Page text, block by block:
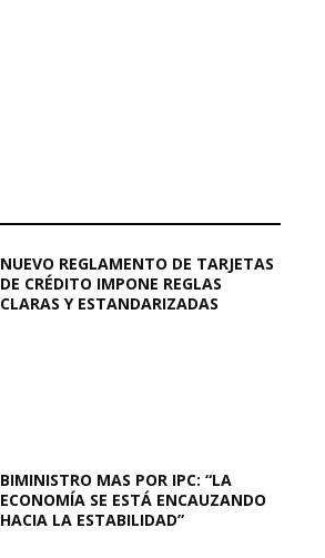
NUEVO REGLAMENTO DE TARJETAS
DE CRÉDITO IMPONE REGLAS
CLARAS Y ESTANDARIZADAS
BIMINISTRO MAS POR IPC: “LA
ECONOMÍA SE ESTÁ ENCAUZANDO
HACIA LA ESTABILIDAD”